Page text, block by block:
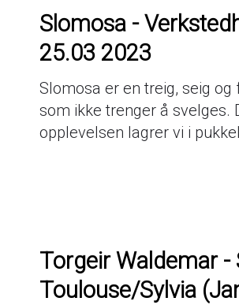
Slomosa -
25.03 2023
Slomosa er en treig, seig og
som ikke trenger å svelges.
opplevelsen lagrer vi i
Torgeir Waldemar -
Toulouse/Sylvia